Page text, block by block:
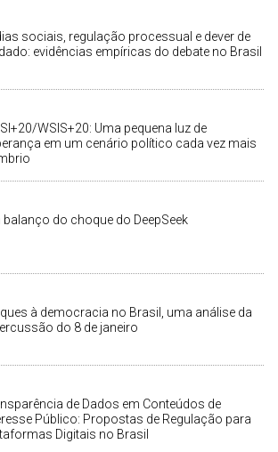
sociais, regulação processual e dever de
evidências empíricas do debate no Brasil
WSIS+20: Uma pequena luz de
em um cenário político cada vez mais
balanço do choque do DeepSeek
à democracia no Brasil, uma análise da
do 8 de janeiro
de Dados em Conteúdos de
Público: Propostas de Regulação para
Digitais no Brasil